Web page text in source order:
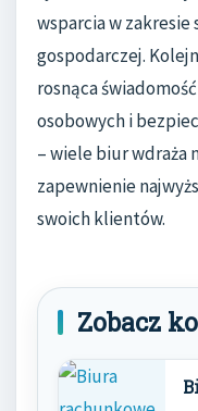
wsparcia w
gospodarczej.
rosnąca
osobowych i
– wiele biur wdraża
zapewnienie
swoich klientów.
Zobacz